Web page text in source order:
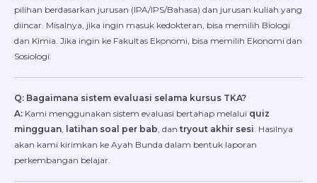
pilihan berdasarkan jurusan (IPA/IPS/Bahasa) dan jurusan kuliah yang
diincar. Misalnya, jika ingin masuk kedokteran, bisa memilih Biologi
dan Kimia. Jika ingin ke Fakultas Ekonomi, bisa memilih Ekonomi dan
Sosiologi.
Q: Bagaimana sistem evaluasi selama kursus TKA?
A: Kami menggunakan sistem evaluasi bertahap melalui quiz
mingguan latihan soal per bab , dan tryout akhir sesi . Hasilnya
akan kami kirimkan ke Ayah Bunda dalam bentuk laporan
perkembangan belajar.